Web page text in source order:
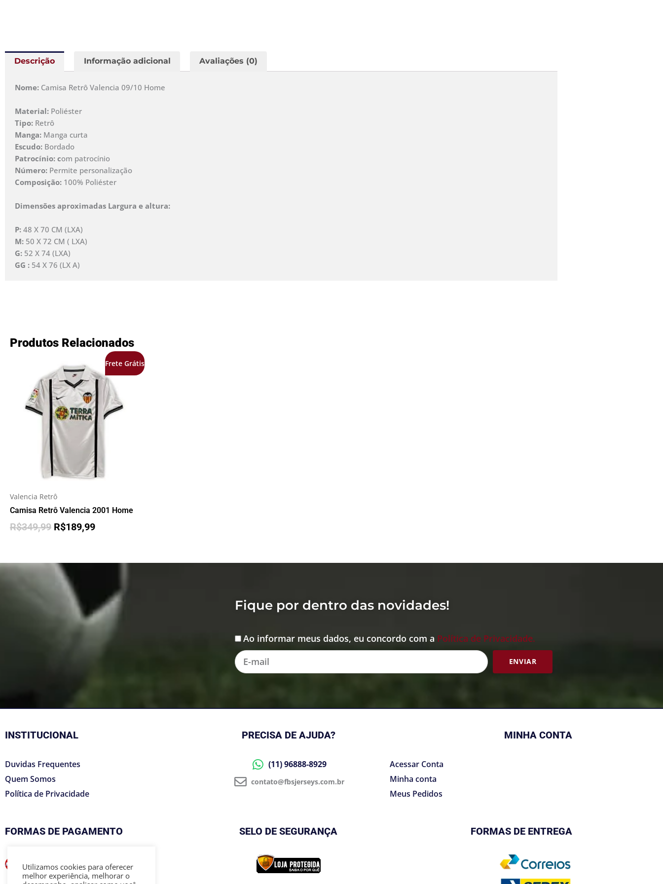
Descrição Informação adicional Avaliações (0)
Nome: Camisa Retrô Valencia 09/10 Home
Material: Poliéster
Tipo: Retrô
Manga: Manga curta
Escudo: Bordado
Patrocínio: com patrocínio
Número: Permite personalização
Composição: 100% Poliéster
Dimensões aproximadas Largura e altura:
P: 48 X 70 CM (LXA)
M: 50 X 72 CM ( LXA)
G: 52 X 74 (LXA)
GG : 54 X 76 (LX A)
Produtos Relacionados
Frete Grátis
Valencia Retrô
Camisa Retrô Valencia 2001 Home
R$349,99
preço
original
era:
R$349,99.
R$189,99
preço
atual
é:
R$189,99.
Fique por dentro das novidades!
Ao informar meus dados, eu concordo com a Política de Privacidade.
E-
mail
ENVIAR
INSTITUCIONAL
Duvidas Frequentes
Quem Somos
Política de Privacidade
PRECISA DE AJUDA?
(11) 96888-8929
contato@fbsjerseys.com.br
MINHA CONTA
Acessar Conta
Minha conta
Meus Pedidos
FORMAS DE PAGAMENTO SELO DE SEGURANÇA FORMAS DE ENTREGA
Utilizamos cookies para oferecer
melhor experiência, melhorar o